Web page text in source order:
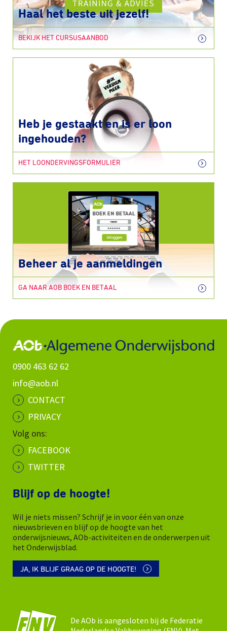
Haal het beste uit jezelf!
BEKIJK HET CURSUSAANBOD
Heb je gestaakt en is er loon
ingehouden?
HET LOONDERVINGSFORMULIER
Beheer al je aanmeldingen
GA NAAR AOB BOEK EN BETAAL
0900 463 62 62
info@aob.nl
CONTACT
PRIVACY
Volg ons:
FACEBOOK
TWITTER
Blijf op de hoogte!
Wil je niets missen? Schrijf je in voor één van onze
nieuwsbrieven en blijf op de hoogte van het
onderwijsnieuws, AOb-activiteiten en de onderwerpen uit
het Onderwijsblad.
JA, IK BLIJF GRAAG OP DE HOOGTE!
De AOb is aangesloten bij de Federatie